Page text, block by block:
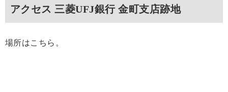
アクセス 三菱UFJ銀行 金町支店跡地
場所はこちら。